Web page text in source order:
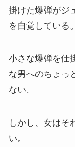
掛けた爆弾がジ
を自覚している。
小さな爆弾を仕
な男へのちょっ
ない。
しかし、女はそ
い。